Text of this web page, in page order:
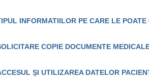
INFORMATIILOR PE CARE LE
COPIE DOCUMENTE
ŞI UTILIZAREA DATELOR